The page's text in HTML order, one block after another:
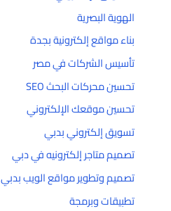
الهوية البصرية
بناء مواقع إلكترونية بجدة
تأسيس الشركات في مصر
تحسين محركات البحث SEO
تحسين موقعك الإلكتروني
تسويق إلكتروني بدبي
تصميم متاجر إلكترونيه في دبي
تصميم وتطوير مواقع الويب بدبي
تطبيقات وبرمجة